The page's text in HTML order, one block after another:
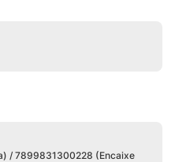
/ 7899831300228 (Encaixe